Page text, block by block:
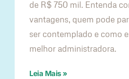
de R$ 750 mil. Entenda
vantagens, quem pode
ser contemplado e como
melhor administradora.
Leia Mais »